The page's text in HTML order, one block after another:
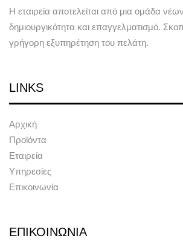
Η εταιρεία αποτελείται από μια ομάδα
δημιουργικότητα και επαγγελματισμό.
γρήγορη εξυπηρέτηση του πελάτη.
LINKS
Αρχική
Προϊόντα
Εταιρεία
Υπηρεσίες
Επικοινωνία
ΕΠΙΚΟΙΝΩΝΙΑ